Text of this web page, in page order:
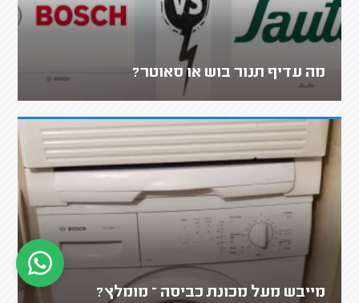
מה עדיף תנור בוש או סאוטר?
מייבש מעל מכונת כביסה – מומלץ?